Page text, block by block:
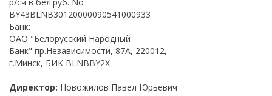
BY43BLNB30120000090541000933
Банк:
ОАО "Белорусский Народный
Банк" пр.Независимости, 87А, 220012,
г.Минск, БИК BLNBBY2X
Директор: Новожилов Павел Юрьевич